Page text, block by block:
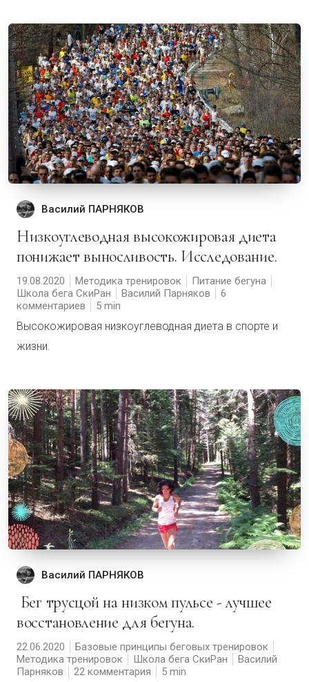
Василий ПАРНЯКОВ
Низкоуглеводная высокожировая диета
понижает выносливость. Исследование.
19.08.2020 Методика тренировок
Питание бегуна
Школа бега СкиРан
Василий Парняков
6
комментариев
5
Высокожировая низкоуглеводная диета в спорте и
жизни.
Василий ПАРНЯКОВ
Бег трусцой на низком пульсе - лучшее
восстановление для бегуна.
22.06.2020
Базовые принципы беговых тренировок
Методика тренировок
Школа бега СкиРан
Василий
Парняков
22 комментария 5